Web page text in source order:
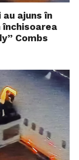
ajuns în
închisoarea
Combs